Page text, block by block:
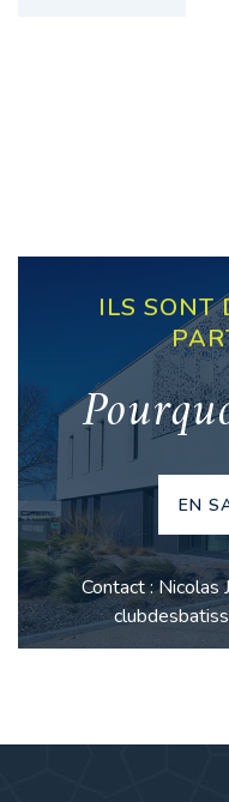
ILS SONT
EN
Contact :